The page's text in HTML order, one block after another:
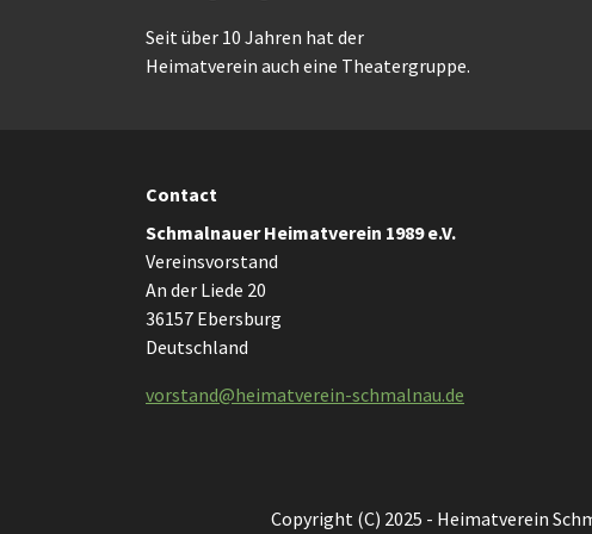
Seit über 10 Jahren hat der
Heimatverein auch eine Theatergruppe.
Contact
Schmalnauer Heimatverein 1989 e.V.
Vereinsvorstand
An der Liede 20
36157 Ebersburg
Deutschland
vorstand@heimatverein-schmalnau.de
Copyright (C) 2025 - Heimatverein